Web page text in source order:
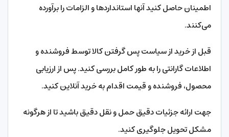
اطمینان حاصل کنید آنها استانداردها و الزامات را برآورده
می‌کنند.
قبل از خرید از سیاست پس گرفتن کالا توسط فروشنده و
اطلاعات گارانتی را به طور کامل بررسی کنید. پس از ارزیابی
محصول، فروشنده و قیمت اقدام به خرید آنلاین کنید.
جهت ارائه جزئیات دقیق حمل و نقل دقیق باشید تا از هرگونه
مشکل تحویل جلوگیری کنید.